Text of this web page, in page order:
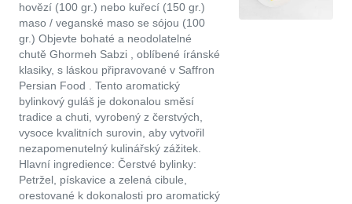
hovězí (100 gr.) nebo kuřecí (150 gr.)
maso / veganské maso se sójou (100
gr.) Objevte bohaté a neodolatelné
chutě Ghormeh Sabzi , oblíbené íránské
klasiky, s láskou připravované v Saffron
Persian Food . Tento aromatický
bylinkový guláš je dokonalou směsí
tradice a chuti, vyrobený z čerstvých,
vysoce kvalitních surovin, aby vytvořil
nezapomenutelný kulinářský zážitek.
Hlavní ingredience: Čerstvé bylinky:
Petržel, pískavice a zelená cibule,
orestované k dokonalosti pro aromatický